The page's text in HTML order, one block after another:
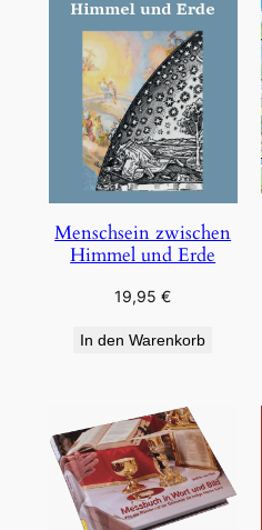
Menschsein zwischen
Himmel und Erde
19,95€
In den Warenkorb